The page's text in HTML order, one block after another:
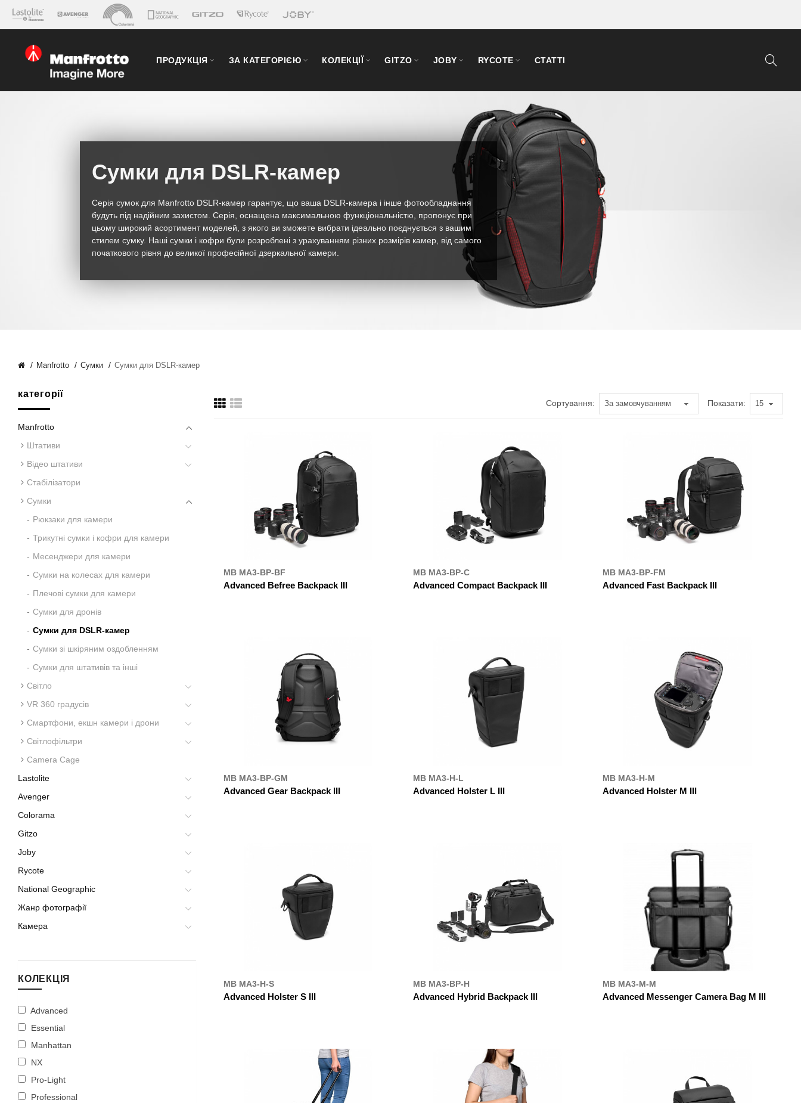
ПРОДУКЦІЯ ЗА КАТЕГОРІЄЮ КОЛЕКЦІЇ GITZO JOBY RYCOTE СТАТТІ
Сумки для DSLR-камер
Серія сумок для Manfrotto DSLR-камер гарантує, що ваша DSLR-камера і інше фотообладнання
будуть під надійним захистом. Серія, оснащена максимальною функціональністю, пропонує при
цьому широкий асортимент моделей, з якого ви зможете вибрати ідеально поєднується з вашим
стилем сумку. Наші сумки і кофри були розроблені з урахуванням різних розмірів камер, від самого
початкового рівня до великої професійної дзеркальної камери.
Manfrotto Сумки Сумки для DSLR-камер
категорії
Manfrotto
Штативи
Відео штативи
Стабілізатори
Сумки
Рюкзаки для камери
Трикутні сумки і кофри для камери
Месенджери для камери
Сумки на колесах для камери
Плечові сумки для камери
Сумки для дронів
Сумки для DSLR-камер
Сумки зі шкіряним оздобленням
Сумки для штативів та інші
Світло
VR 360 градусів
Смартфони, екшн камери і дрони
Світлофільтри
Camera Cage
Lastolite
Avenger
Colorama
Gitzo
Joby
Rycote
National Geographic
Жанр фотографії
Камера
КОЛЕКЦІЯ
Advanced
Essential
Manhattan
NX
Pro-Light
Professional
Сортування: Показати:
MB MA3-BP-BF
Advanced Befree Backpack III
MB MA3-BP-C
Advanced Compact Backpack III
MB MA3-BP-FM
Advanced Fast Backpack III
MB MA3-BP-GM
Advanced Gear Backpack III
MB MA3-H-L
Advanced Holster L III
MB MA3-H-M
Advanced Holster M III
MB MA3-H-S
Advanced Holster S III
MB MA3-BP-H
Advanced Hybrid Backpack III
MB MA3-M-M
Advanced Messenger Camera Bag M III